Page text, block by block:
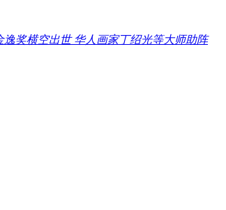
逸奖横空出世 华人画家丁绍光等大师助阵